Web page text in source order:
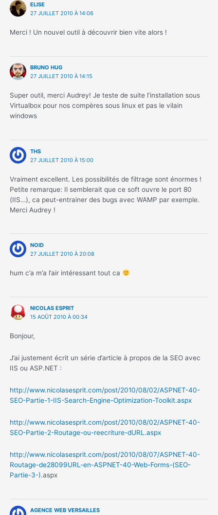
ELISE
27 JUILLET 2010 À 14:06
Merci ! Un nouvel outil à découvrir bien vite alors !
BRUNO HUG
27 JUILLET 2010 À 14:15
Super outil, merci Audrey! Je teste de suite l’installation sous
Virtualbox pour nos compères sous linux et pas le vilain
windows
THS
27 JUILLET 2010 À 15:00
Vraiment excellent. Les possibilités de filtrage sont énormes !
Petite remarque: Il semblerait que ce soft ouvre le port 80
(IIS…), ca peut-entrainer des bugs avec WAMP par exemple.
Merci Audrey !
NOID
27 JUILLET 2010 À 20:08
hum c’a m’a l’air intéressant tout ca
NICOLAS ESPRIT
15 AOÛT 2010 À 00:34
Bonjour,
J’ai justement écrit un série d’article à propos de la SEO avec
IIS ou ASP.NET :
http://www.nicolasesprit.com/post/2010/08/02/ASPNET-40-
SEO-Partie-1-IIS-Search-Engine-Optimization-Toolkit.aspx
http://www.nicolasesprit.com/post/2010/08/02/ASPNET-40-
SEO-Partie-2-Routage-ou-reecriture-dURL.aspx
http://www.nicolasesprit.com/post/2010/08/07/ASPNET-40-
Routage-de28099URL-en-ASPNET-40-Web-Forms-(SEO-
Partie-3-).aspx
AGENCE WEB VERSAILLES